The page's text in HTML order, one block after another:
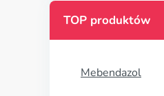
TOP produktów
Mebendazol